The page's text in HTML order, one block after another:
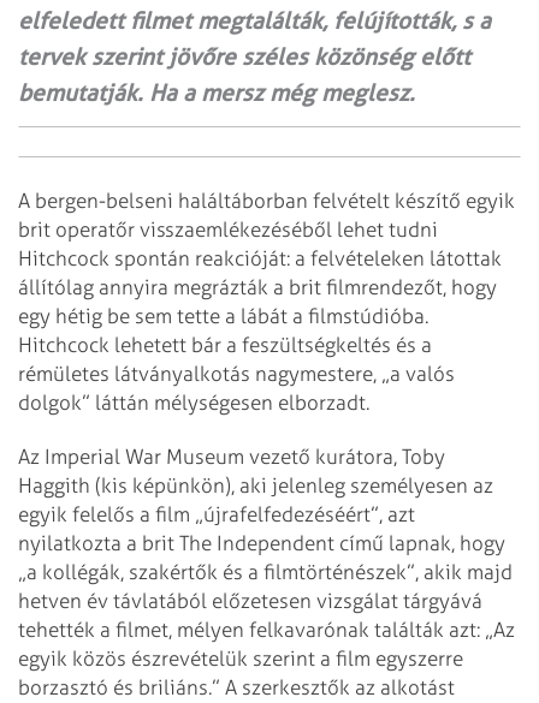
elfeledett filmet megtalálták, felújították, s a
tervek szerint jövőre széles közönség előtt
bemutatják. Ha a mersz még meglesz.
A bergen-belseni haláltáborban felvételt készítő egyik
brit operatőr visszaemlékezéséből lehet tudni
Hitchcock spontán reakcióját: a felvételeken látottak
állítólag annyira megrázták a brit filmrendezőt, hogy
egy hétig be sem tette a lábát a filmstúdióba.
Hitchcock lehetett bár a feszültségkeltés és a
rémületes látványalkotás nagymestere, „a valós
dolgok” láttán mélységesen elborzadt.
Az Imperial War Museum vezető kurátora, Toby
Haggith (kis képünkön), aki jelenleg személyesen az
egyik felelős a film „újrafelfedezéséért”, azt
nyilatkozta a brit The Independent című lapnak, hogy
„a kollégák, szakértők és a filmtörténészek”, akik majd
hetven év távlatából előzetesen vizsgálat tárgyává
tehették a filmet, mélyen felkavarónak találták azt: „Az
egyik közös észrevételük szerint a film egyszerre
borzasztó és briliáns.” A szerkesztők az alkotást